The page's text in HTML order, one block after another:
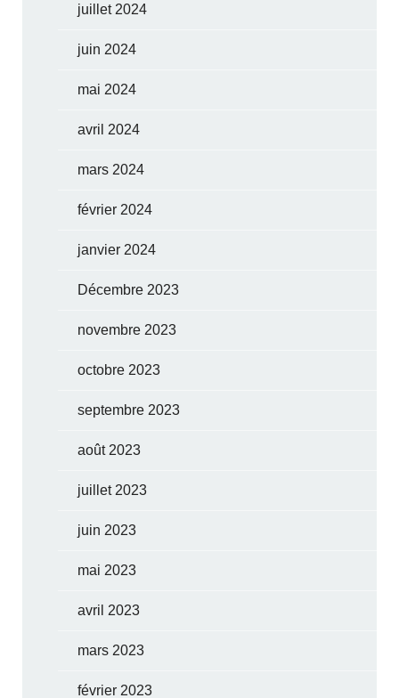
juillet 2024
juin 2024
mai 2024
avril 2024
mars 2024
février 2024
janvier 2024
Décembre 2023
novembre 2023
octobre 2023
septembre 2023
août 2023
juillet 2023
juin 2023
mai 2023
avril 2023
mars 2023
février 2023